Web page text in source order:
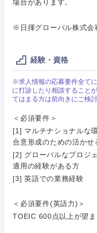
場合があります。
※日揮グローバル株式会
経験・資格
※求人情報の応募要件全て
に打診したり相談すること
てはまる方は前向きにご検討
＜必須要件＞
[1] マルチナショナルな
合意形成のための活かせ
[2] グローバルなプロジ
適用の経験がある方
[3] 英語での業務経験
＜必須要件(英語力)＞
TOEIC 600点以上が望
技術職
Webサー
技術職
（モノづ
くり）
金融専門
職
メディカ
ル
門職
メディカル
事務職
IT・通信
コンサル・シン
広告・宣伝・印
マスメディア
エンターテイメ
人材・アウトソ
関東地方